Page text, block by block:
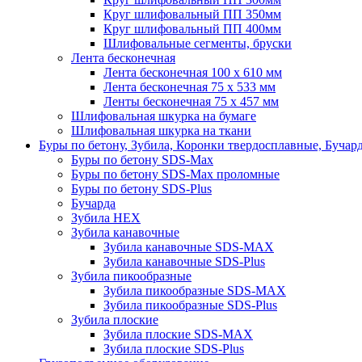
Круг шлифовальный ПП 350мм
Круг шлифовальный ПП 400мм
Шлифовальные сегменты, бруски
Лента бесконечная
Лента бесконечная 100 х 610 мм
Лента бесконечная 75 х 533 мм
Ленты бесконечная 75 х 457 мм
Шлифовальная шкурка на бумаге
Шлифовальная шкурка на ткани
Буры по бетону, Зубила, Коронки твердосплавные,
Буры по бетону SDS-Max
Буры по бетону SDS-Max проломные
Буры по бетону SDS-Plus
Бучарда
Зубила HEX
Зубила канавочные
Зубила канавочные SDS-MAX
Зубила канавочные SDS-Plus
Зубила пикообразные
Зубила пикообразные SDS-MAX
Зубила пикообразные SDS-Plus
Зубила плоские
Зубила плоские SDS-MAX
Зубила плоские SDS-Plus